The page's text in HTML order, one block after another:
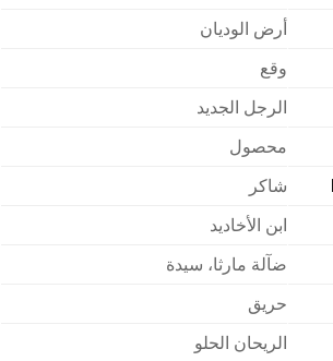
أرض الوديان
وقع
الرجل الجديد
محصول
شاكر
ابن الأخاديد
ضآلة مارثا، سيدة
حريق
الريحان الحلو